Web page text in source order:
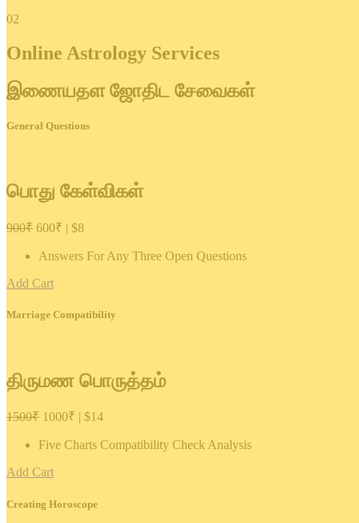
02
Online Astrology Services
இணையதள ஜோதிட சேவைகள்
General Questions
பொது கேள்விகள்
900₹ 600₹ | $8
Answers For Any Three Open Questions
Add Cart
Marriage Compatibility
திருமண பொருத்தம்
1500₹ 1000₹ | $14
Five Charts Compatibility Check Analysis
Add Cart
Creating Horoscope